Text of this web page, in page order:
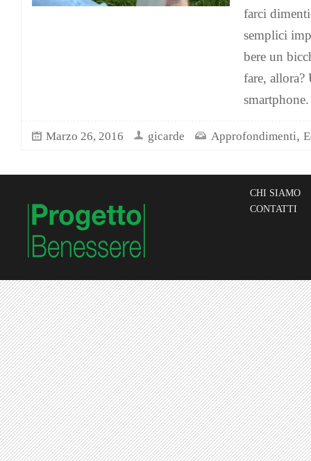
farci
semplici
bere un
fare,
Marzo 26, 2016 gicarde Approfondimenti,
CHI SIAMO
CONTATTI